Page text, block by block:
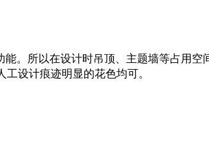
。所以在设计时吊顶、主题墙等占用
设计痕迹明显的花色均可。